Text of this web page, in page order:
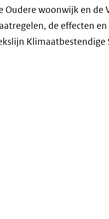
woonwijk en de
de effecten en
Klimaatbestendige